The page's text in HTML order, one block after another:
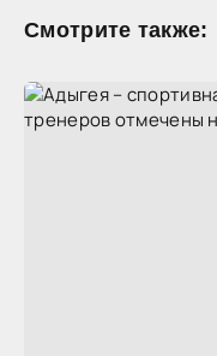
Смотрите также: